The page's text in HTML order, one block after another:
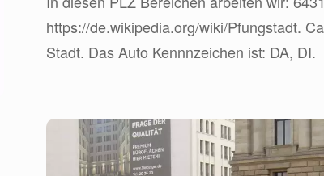
https://de.wikipedia.org/wiki/Pfungstadt.
Stadt. Das Auto Kennnzeichen ist: DA, DI.